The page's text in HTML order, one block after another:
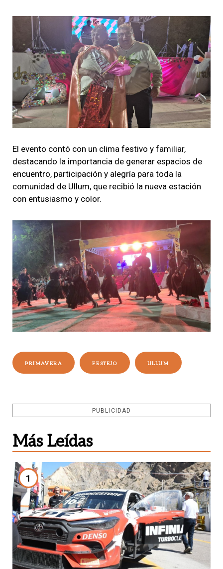
El evento contó con un clima festivo y familiar,
destacando la importancia de generar espacios de
encuentro, participación y alegría para toda la
comunidad de Ullum, que recibió la nueva estación
con entusiasmo y color.
PRIMAVERA FESTEJO ULLUM
PUBLICIDAD
Más Leídas
1